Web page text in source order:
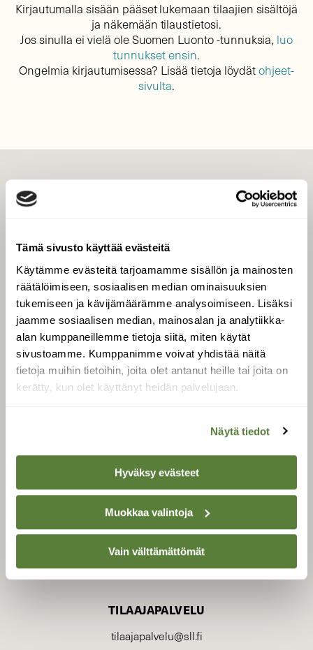
Tämä sivusto käyttää evästeitä
Käytämme evästeitä tarjoamamme sisällön ja mainosten
räätälöimiseen, sosiaalisen median ominaisuuksien
tukemiseen ja kävijämäärämme analysoimiseen. Lisäksi
jaamme sosiaalisen median, mainosalan ja analytiikka-
alan kumppaneillemme tietoja siitä, miten käytät
sivustoamme. Kumppanimme voivat yhdistää näitä
tietoja muihin tietoihin, joita olet antanut heille tai joita on
kerätty, kun olet käyttänyt heidän palvelujaan.
Näytä tiedot
Hyväksy evästeet
Muokkaa valintoja
Vain välttämättömät
Kirjautumalla sisään pääset lukemaan tilaajien sisältöjä
ja näkemään tilaustietosi.
Jos sinulla ei vielä ole Suomen Luonto -tunnuksia, luo
tunnukset ensin.
Ongelmia kirjautumisessa? Lisää tietoja löydätohjeet-
sivulta.
Tilaa digilukuoikeus
Äänestä parasta juttua
Tilaa uutiskirje
SUOMEN LUONNON­
SUOJELU­LIITTO
Suomen Luonto -lehden
luonnonsuojelu­liitto.
TILAAJAPALVELU
tilaajapalvelu@sll.fi